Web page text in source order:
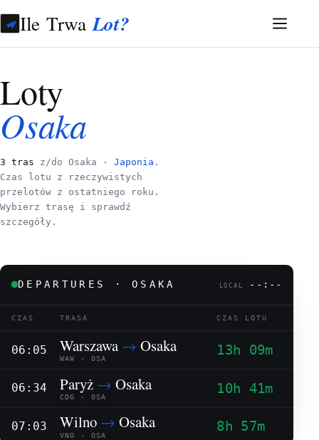
Ile TrwaLot?
Loty
Osaka
3 tras z/do Osaka · Japonia .
Czas lotu z rzeczywistych
przelotów z ostatniego roku.
Wybierz trasę i sprawdź
szczegóły.
DEPARTURES · OSAKA LOCAL --:--
CZAS TRASA CZAS LOTU
06:05 Warszawa → Osaka
WAW · OSA
13h 09m
06:34 Paryż → Osaka
CDG · OSA
10h 41m
07:03 Wilno → Osaka
VNO · OSA
8h 57m